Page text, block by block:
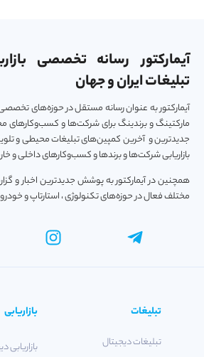
آیمارکتور رسانه تخصصی
تبلیغات ایران و جهان
آیمارکتور به عنوان رسانه مستقل در حوزه‌های تخصصی
مارکتینگ و برندینگ برای شرکت‌ها و کسب‌و‌کارهای
جدیدترین و آخرین کمپین‌های تبلیغات محیطی و
بازاریابی شرکت‌ها و برندها و کسب‌و‌کارهای داخلی و
مختلف فعال در حوزه‌های تکنولوژی ، استارتاپ و
تبلیغات
تبلیغات دیجیتال
بازاریابی
بازاریابی